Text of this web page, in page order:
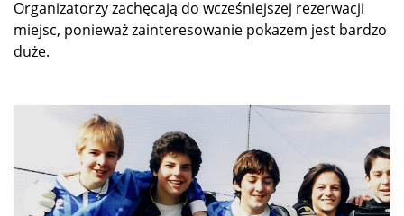
Organizatorzy zachęcają do wcześniejszej rezerwacji
miejsc, ponieważ zainteresowanie pokazem jest bardzo
duże.